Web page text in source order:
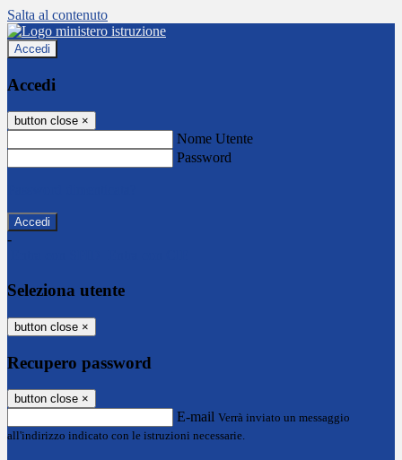
Salta al contenuto
Accedi
Accedi
button close ×
Nome Utente
Password
-
Seleziona utente
button close ×
Recupero password
button close ×
E-mail Verrà inviato un messaggio
all'indirizzo indicato con le istruzioni necessarie.